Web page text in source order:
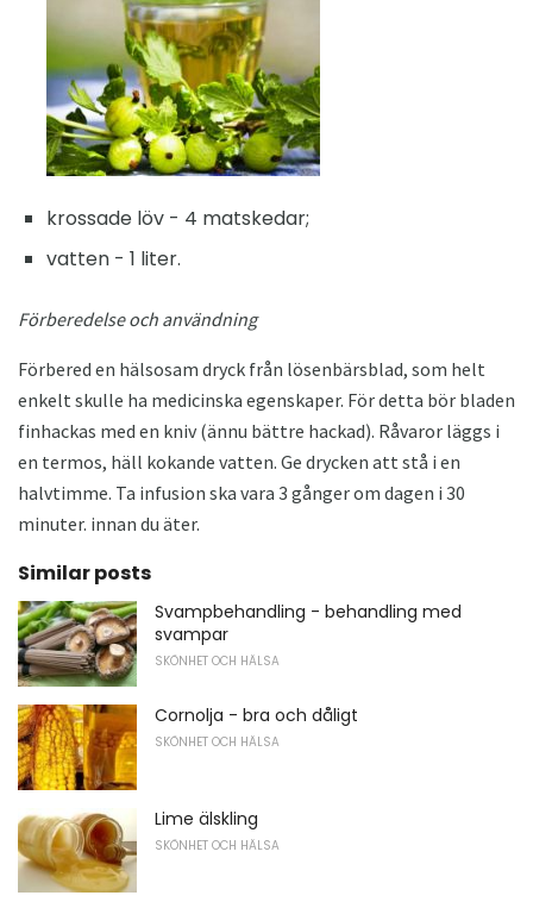
krossade löv - 4 matskedar;
vatten - 1 liter.
Förberedelse och användning
Förbered en hälsosam dryck från lösenbärsblad, som helt
enkelt skulle ha medicinska egenskaper. För detta bör bladen
finhackas med en kniv (ännu bättre hackad). Råvaror läggs i
en termos, häll kokande vatten. Ge drycken att stå i en
halvtimme. Ta infusion ska vara 3 gånger om dagen i 30
minuter. innan du äter.
Similar posts
Svampbehandling - behandling med
svampar
SKÖNHET OCH HÄLSA
Cornolja - bra och dåligt
SKÖNHET OCH HÄLSA
Lime älskling
SKÖNHET OCH HÄLSA